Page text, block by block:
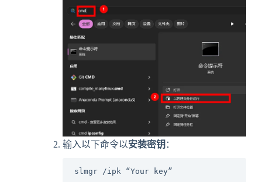
输入以下命令以安装密钥 ：